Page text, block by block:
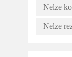
Nelze
Nelze